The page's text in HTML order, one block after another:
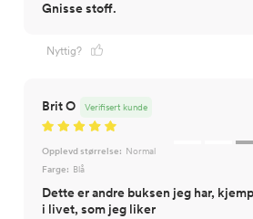
Gnisse stoff.
Nyttig?
Brit O Verifisert kunde
Opplevd størrelse: Normal
Farge: Blå
Dette er andre buksen jeg har,
i livet, som jeg liker